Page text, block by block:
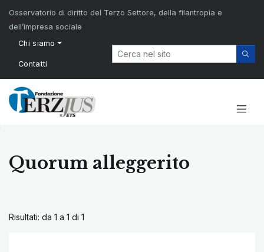
Osservatorio di diritto del Terzo Settore, della filantropia e
dell’impresa sociale
Chi siamo
Contatti
Quorum alleggerito
Risultati: da 1 a 1 di 1